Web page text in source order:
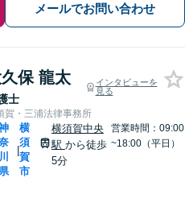
メールでお問い合わせ
保 龍太
士
インタビューを
見る
賀・三浦法律事務所
川
|
横
須
賀
市
横須賀中央
駅 から徒歩
5分
営業時間：09:00
~18:00（平日）